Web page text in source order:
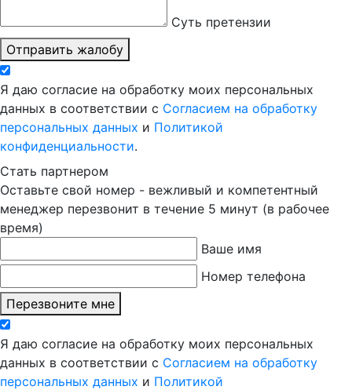
Суть претензии
Отправить жалобу
Я даю согласие на обработку моих персональных
данных в соответствии с Согласием на обработку
персональных данных и Политикой
конфиденциальности.
Стать партнером
Оставьте свой номер - вежливый и компетентный
менеджер перезвонит в течение 5 минут (в рабочее
время)
Ваше имя
Номер телефона
Перезвоните мне
Я даю согласие на обработку моих персональных
данных в соответствии с Согласием на обработку
персональных данных и Политикой